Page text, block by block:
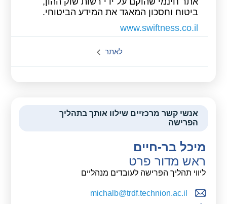
ביטוח וחסכון המאגד את המידע הביטוחי.
www.swiftness.co.il
לאתר
אנשי קשר מרכזיים שילוו אותך בתהליך
הפרישה
מיכל בר-חיים
ראש מדור פרט
ליווי תהליך הפרישה לעובדים מנהליים
michalb@trdf.technion.ac.il